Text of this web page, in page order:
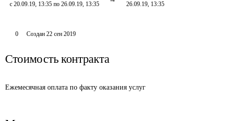
с 20.09.19, 13:35 по 26.09.19, 13:35
26.09.19, 13:35
0 Создан 22 сен 2019
Стоимость контракта
Ежемесячная оплата по факту оказания услуг